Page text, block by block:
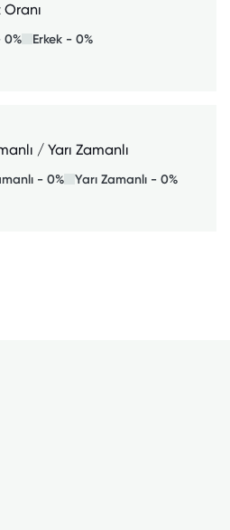
0% Erkek - 0%
/ Yarı Zamanlı
- 0% Yarı Zamanlı - 0%